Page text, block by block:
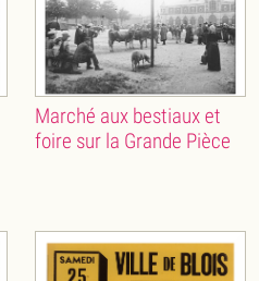
Marché aux bestiaux et
foire sur la Grande Pièce